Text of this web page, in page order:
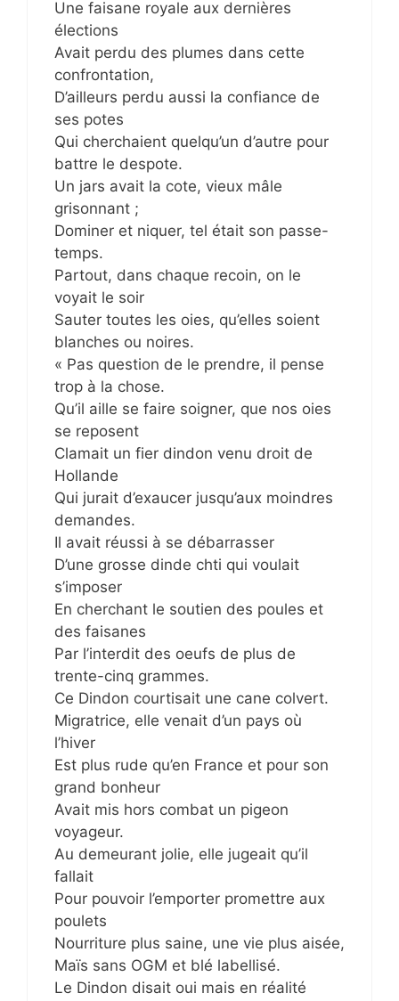
Une faisane royale aux dernières
élections
Avait perdu des plumes dans cette
confrontation,
D’ailleurs perdu aussi la confiance de
ses potes
Qui cherchaient quelqu’un d’autre pour
battre le despote.
Un jars avait la cote, vieux mâle
grisonnant ;
Dominer et niquer, tel était son passe-
temps.
Partout, dans chaque recoin, on le
voyait le soir
Sauter toutes les oies, qu’elles soient
blanches ou noires.
« Pas question de le prendre, il pense
trop à la chose.
Qu’il aille se faire soigner, que nos oies
se reposent
Clamait un fier dindon venu droit de
Hollande
Qui jurait d’exaucer jusqu’aux moindres
demandes.
Il avait réussi à se débarrasser
D’une grosse dinde chti qui voulait
s’imposer
En cherchant le soutien des poules et
des faisanes
Par l’interdit des oeufs de plus de
trente-cinq grammes.
Ce Dindon courtisait une cane colvert.
Migratrice, elle venait d’un pays où
l’hiver
Est plus rude qu’en France et pour son
grand bonheur
Avait mis hors combat un pigeon
voyageur.
Au demeurant jolie, elle jugeait qu’il
fallait
Pour pouvoir l’emporter promettre aux
poulets
Nourriture plus saine, une vie plus aisée,
Maïs sans OGM et blé labellisé.
Le Dindon disait oui mais en réalité